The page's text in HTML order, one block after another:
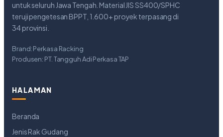
untuk seluruh Jawa Tengah. Material JIS SS400/SPHC
teruji pengetesan BPPT, 1.600+ proyek terpasang di
34 provinsi.
Brand: Perkasa Racking
Produsen: PT. Tangguh Adi Perkasa TAP
HALAMAN
Beranda
Jenis Rak Gudang